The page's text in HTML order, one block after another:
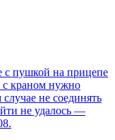
с пушкой на прицепе
с краном нужно
не соединять
не удалось —